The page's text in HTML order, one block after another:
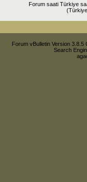
Forum saati Türkiye
Forum vBulletin Version
Search